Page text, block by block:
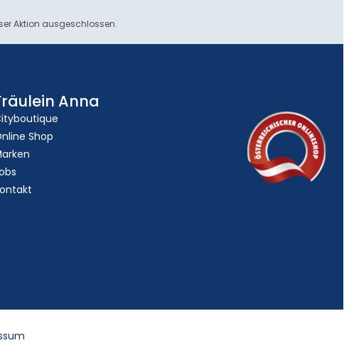
Aktion ausgeschlossen.
Anna
Shop